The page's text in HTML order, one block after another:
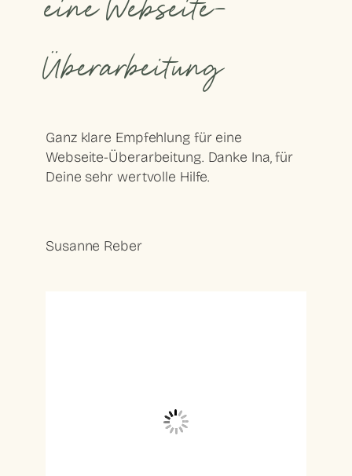
eine Webseite-
Überarbeitung
Ganz klare Empfehlung für eine
Webseite-Überarbeitung. Danke Ina, für
Deine sehr wertvolle Hilfe.
Susanne Reber